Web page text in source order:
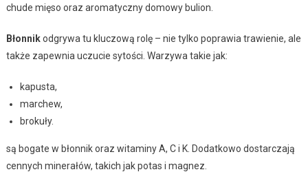
chude mięso oraz aromatyczny domowy bulion.
Błonnikodgrywa tu kluczową rolę – nie tylko poprawia trawienie, ale
także zapewnia uczucie sytości. Warzywa takie jak:
kapusta,
marchew,
brokuły.
są bogate w błonnik oraz witaminy A, C i K. Dodatkowo dostarczają
cennych minerałów, takich jak potas i magnez.